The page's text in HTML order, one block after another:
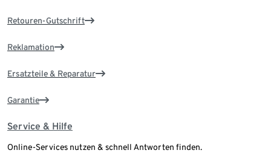
Retouren-Gutschrift
Reklamation
Ersatzteile & Reparatur
Garantie
Service & Hilfe
Online-Services nutzen & schnell Antworten finden.